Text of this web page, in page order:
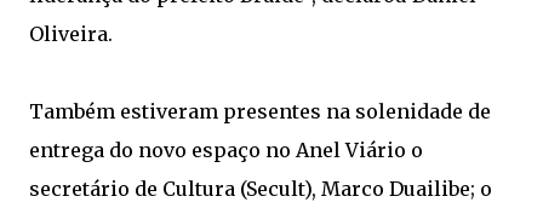
Oliveira.
Também estiveram presentes na solenidade de
entrega do novo espaço no Anel Viário o
secretário de Cultura (Secult), Marco Duailibe; o